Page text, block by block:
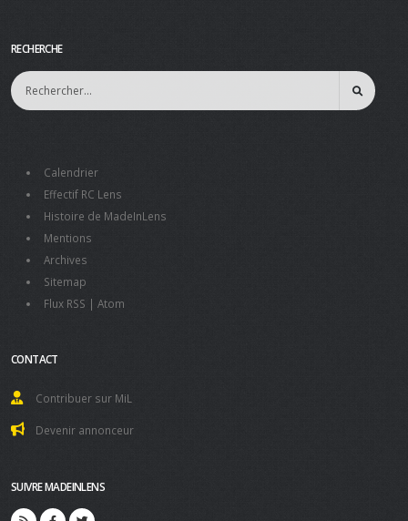
RECHERCHE
Calendrier
Effectif RC Lens
Histoire de MadeInLens
Mentions
Archives
Sitemap
Flux RSS | Atom
CONTACT
Contribuer sur MiL
Devenir annonceur
SUIVRE MADEINLENS